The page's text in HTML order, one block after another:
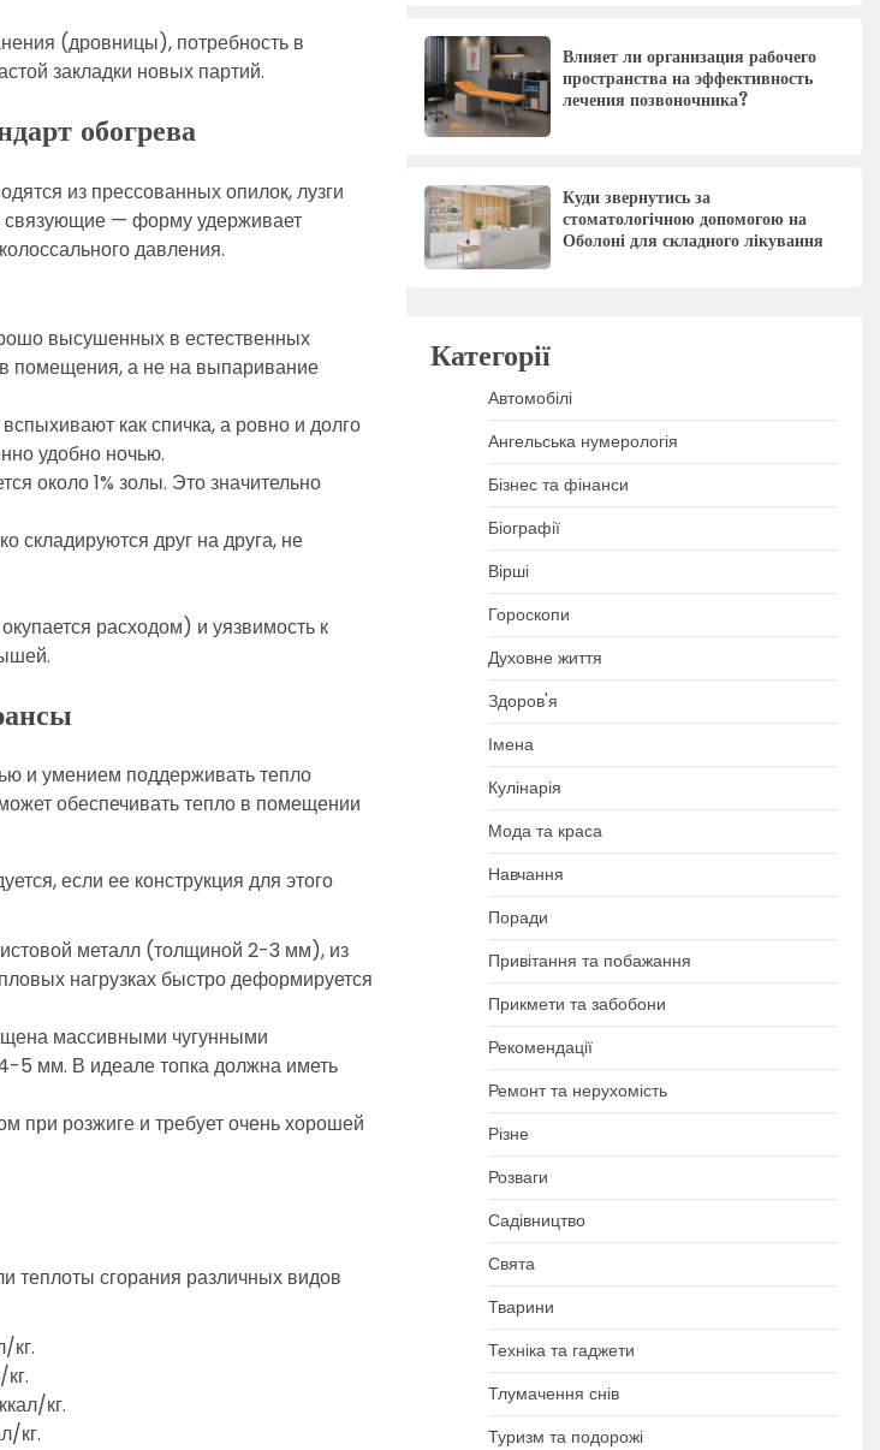
(дровницы), потребность в
закладки новых партий.
обогрева
из прессованных опилок, лузги
связующие — форму удерживает
давления.
высушенных в естественных
помещения, а не на выпаривание
как спичка, а ровно и долго
удобно ночью.
около 1% золы. Это значительно
складируются друг на друга, не
расходом) и уязвимость к
и умением поддерживать тепло
обеспечивать тепло в помещении
если ее конструкция для этого
металл (толщиной 2-3 мм), из
нагрузках быстро деформируется
массивными чугунными
5 мм. В идеале топка должна иметь
при розжиге и требует очень хорошей
теплоты сгорания различных видов
кг.
кг.
кг.
Влияет ли организация рабочего
пространства на эффективность
лечения позвоночника?
Куди звернутись за
стоматологічною допомогою на
Оболоні для складного лікування
Категорії
Автомобілі
Ангельська нумерологія
Бізнес та фінанси
Біографії
Вірші
Гороскопи
Духовне життя
Здоров'я
Імена
Кулінарія
Мода та краса
Навчання
Поради
Привітання та побажання
Прикмети та забобони
Рекомендації
Ремонт та нерухомість
Різне
Розваги
Садівництво
Свята
Тварини
Техніка та гаджети
Тлумачення снів
Туризм та подорожі